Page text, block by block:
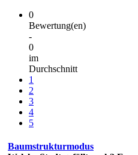
0
Bewertung(en)
-
0
im
Durchschnitt
1
2
3
4
5
Baumstrukturmodus